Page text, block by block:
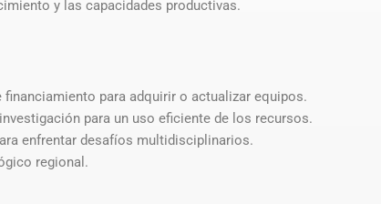
y las capacidades productivas.
para adquirir o actualizar equipos.
para un uso eficiente de los recursos.
enfrentar desafíos multidisciplinarios.
regional.